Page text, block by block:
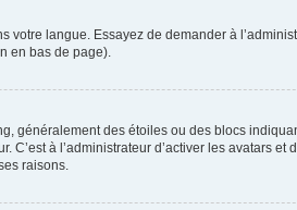
langue. Essayez de demander à
en bas de page).
généralement des étoiles ou des blocs
à l’administrateur d’activer les avatars
raisons.